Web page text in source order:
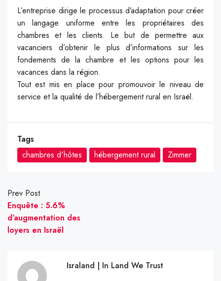
L’entreprise dirige le processus d’adaptation pour créer
un langage uniforme entre les propriétaires des
chambres et les clients. Le but de permettre aux
vacanciers d’obtenir le plus d’informations sur les
fondements de la chambre et les options pour les
vacances dans la région.
Tout est mis en place pour promouvoir le niveau de
service et la qualité de l’hébergement rural en Israël.
Tags
chambres d'hôtes
hébergement rural Zimmer
Prev Post
Enquête : 5.6%
d’augmentation des
loyers en Israël
Israland | In Land We Trust